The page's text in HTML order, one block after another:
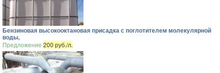
Бензиновая высокооктановая присадка с поглотителем молекулярной
воды,
Предложение 200 руб./л.